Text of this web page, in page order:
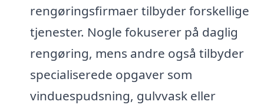
rengøringsfirmaer tilbyder forskellige
tjenester. Nogle fokuserer på daglig
rengøring, mens andre også tilbyder
specialiserede opgaver som
vinduespudsning, gulvvask eller